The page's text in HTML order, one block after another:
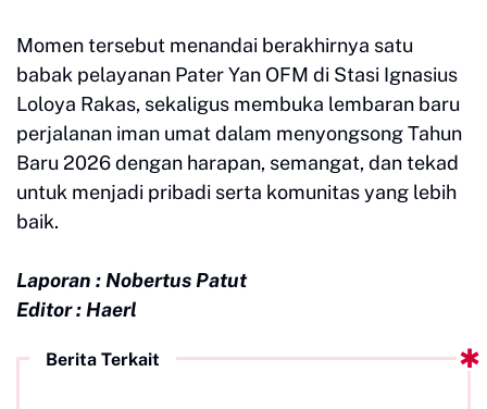
Momen tersebut menandai berakhirnya satu
babak pelayanan Pater Yan OFM di Stasi Ignasius
Loloya Rakas, sekaligus membuka lembaran baru
perjalanan iman umat dalam menyongsong Tahun
Baru 2026 dengan harapan, semangat, dan tekad
untuk menjadi pribadi serta komunitas yang lebih
baik.
Laporan : Nobertus Patut
Editor : Haerl
Berita Terkait